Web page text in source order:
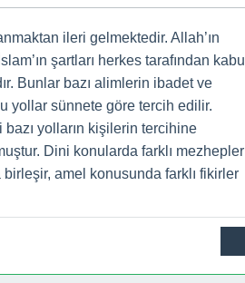
ileri gelmektedir. Allah’ın
şartları herkes tarafından kabul
Bunlar bazı alimlerin ibadet ve
yollar sünnete göre tercih edilir.
yolların kişilerin tercihine
Dini konularda farklı mezhepler
amel konusunda farklı fikirler